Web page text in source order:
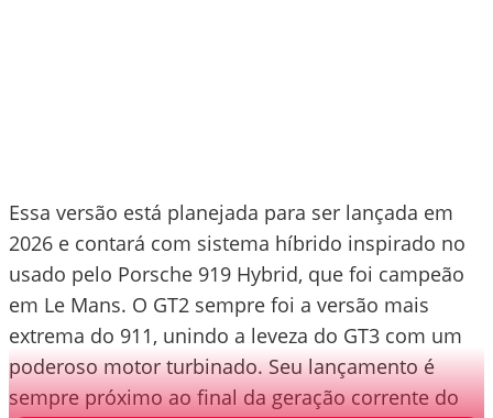
Essa versão está planejada para ser lançada em
2026 e contará com sistema híbrido inspirado no
usado pelo Porsche 919 Hybrid, que foi campeão
em Le Mans. O GT2 sempre foi a versão mais
extrema do 911, unindo a leveza do GT3 com um
poderoso motor turbinado. Seu lançamento é
sempre próximo ao final da geração corrente do